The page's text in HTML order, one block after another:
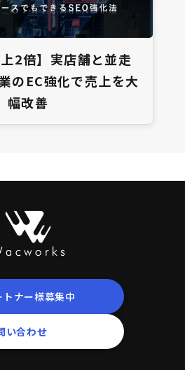
上2倍】実店舗と並走
のEC強化で売上を大
幅改善
ナー様募集中
い合わせ